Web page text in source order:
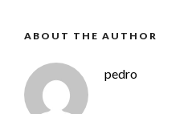
ABOUT THE AUTHOR
pedro